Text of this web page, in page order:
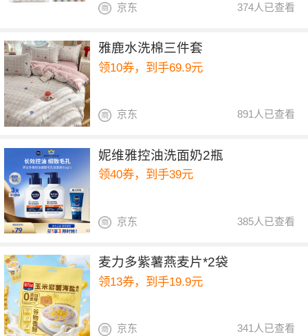
374人已查看
京东
雅鹿水洗棉三件套
领10券，到手69.9元
891人已查看
京东
妮维雅控油洗面奶2瓶
领40券，到手39元
385人已查看
京东
麦力多紫薯燕麦片*2袋
领13券，到手19.9元
341人已查看
京东